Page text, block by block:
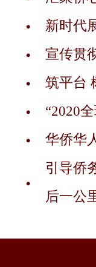
新时代
宣传贯
筑平台
“2020
华侨华
引导侨
后一公